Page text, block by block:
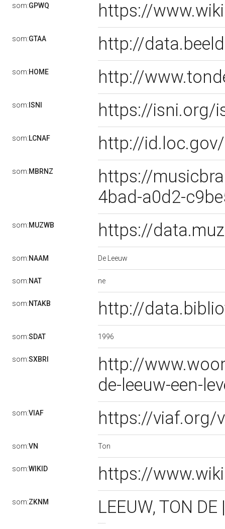
som:GPWQ https://
som:GTAA http://
som:HOME http://
som: ISNI https://isni.org/
som:LCNAF http://
som:MBRNZ
https://
4bad-a0d2-
som:MUZWB https://
som:NAAM De Leeuw
som:NAT ne
som:NTAKB http://
som:SDAT 1996
som:SXBRI
http://
de-leeuw-een-
som:VIAF https://viaf.org/
som:VN Ton
som:WIKID https://
som:ZKNM
LEEUW, TON